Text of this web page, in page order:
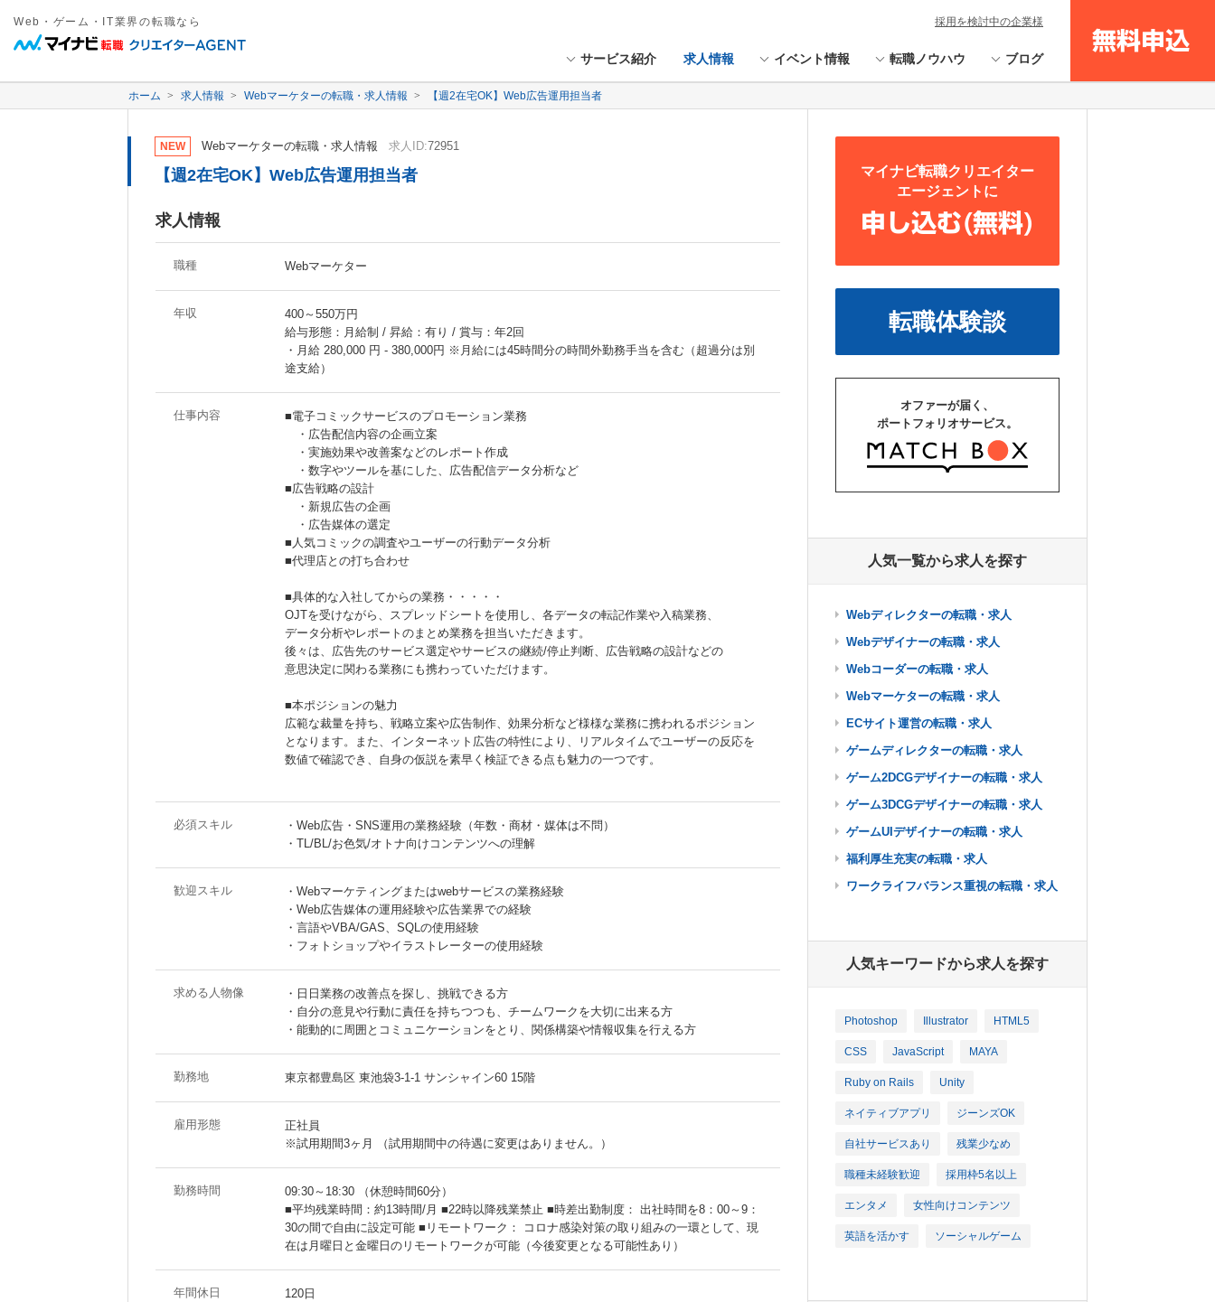
Web・ゲーム・IT業界の転職なら
サービス紹介 求人情報 イベント情報 転職ノウハウ ブログ
無料申込
採用を検討中の企業様
ホーム 求人情報 Webマーケターの転職・求人情報 【週2在宅OK】Web広告運用担当者
NEW Webマーケターの転職・求人情報 求人ID:72951
【週2在宅OK】Web広告運用担当者
求人情報
職種 Webマーケター
年収
400～550万円
給与形態：月給制 / 昇給：有り / 賞与：年2回
・月給 280,000 円 - 380,000円 ※月給には45時間分の時間外勤務手当を含む（超過分は別
途支給）
仕事内容
■電子コミックサービスのプロモーション業務
・広告配信内容の企画立案
・実施効果や改善案などのレポート作成
・数字やツールを基にした、広告配信データ分析など
■広告戦略の設計
・新規広告の企画
・広告媒体の選定
■人気コミックの調査やユーザーの行動データ分析
■代理店との打ち合わせ
■具体的な入社してからの業務・・・・・
OJTを受けながら、スプレッドシートを使用し、各データの転記作業や入稿業務、
データ分析やレポートのまとめ業務を担当いただきます。
後々は、広告先のサービス選定やサービスの継続/停止判断、広告戦略の設計などの
意思決定に関わる業務にも携わっていただけます。
■本ポジションの魅力
広範な裁量を持ち、戦略立案や広告制作、効果分析など様様な業務に携われるポジション
となります。また、インターネット広告の特性により、リアルタイムでユーザーの反応を
数値で確認でき、自身の仮説を素早く検証できる点も魅力の一つです。
必須スキル
・Web広告・SNS運用の業務経験（年数・商材・媒体は不問）
・TL/BL/お色気/オトナ向けコンテンツへの理解
歓迎スキル
・Webマーケティングまたはwebサービスの業務経験
・Web広告媒体の運用経験や広告業界での経験
・言語やVBA/GAS、SQLの使用経験
・フォトショップやイラストレーターの使用経験
求める人物像
・日日業務の改善点を探し、挑戦できる方
・自分の意見や行動に責任を持ちつつも、チームワークを大切に出来る方
・能動的に周囲とコミュニケーションをとり、関係構築や情報収集を行える方
勤務地 東京都豊島区 東池袋3-1-1 サンシャイン60 15階
雇用形態
正社員
※試用期間3ヶ月 （試用期間中の待遇に変更はありません。）
勤務時間
09:30～18:30 （休憩時間60分）
■平均残業時間：約13時間/月 ■22時以降残業禁止 ■時差出勤制度： 出社時間を8：00～9：
30の間で自由に設定可能 ■リモートワーク： コロナ感染対策の取り組みの一環として、現
在は月曜日と金曜日のリモートワークが可能（今後変更となる可能性あり）
年間休日 120日
マイナビ転職クリエイター
エージェントに
申し込む(無料)
転職体験談
オファーが届く、
ポートフォリオサービス。
人気一覧から求人を探す
Webディレクターの転職・求人
Webデザイナーの転職・求人
Webコーダーの転職・求人
Webマーケターの転職・求人
ECサイト運営の転職・求人
ゲームディレクターの転職・求人
ゲーム2DCGデザイナーの転職・求人
ゲーム3DCGデザイナーの転職・求人
ゲームUIデザイナーの転職・求人
福利厚生充実の転職・求人
ワークライフバランス重視の転職・求人
人気キーワードから求人を探す
Photoshop Illustrator HTML5
CSS JavaScript MAYA
Ruby on Rails Unity
ネイティブアプリ ジーンズOK
自社サービスあり 残業少なめ
職種未経験歓迎 採用枠5名以上
エンタメ 女性向けコンテンツ
英語を活かす ソーシャルゲーム